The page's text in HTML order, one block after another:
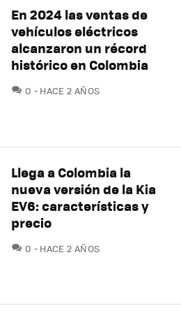
En 2024 las ventas de
vehículos eléctricos
alcanzaron un récord
histórico en Colombia
0 COMENTARIOS
HACE 2 AÑOS
Llega a Colombia la
nueva versión de la Kia
EV6: características y
precio
0 COMENTARIOS
HACE 2 AÑOS